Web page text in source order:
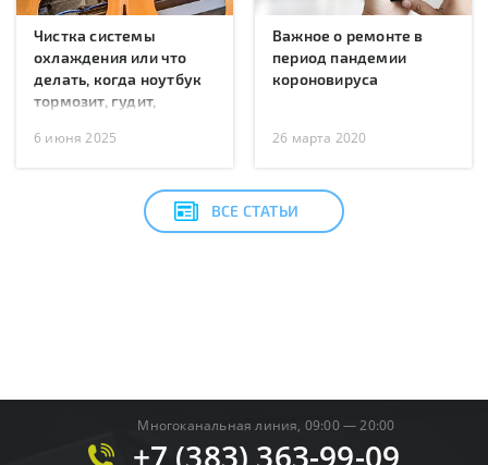
Чистка системы
охлаждения или что
делать, когда ноутбук
тормозит, гудит,
перезагружается?
6 июня 2025
Важное о ремонте в
период пандемии
короновируса
26 марта 2020
ВСЕ СТАТЬИ
Многоканальная линия, 09:00 — 20:00
+7 (383) 363-99-09